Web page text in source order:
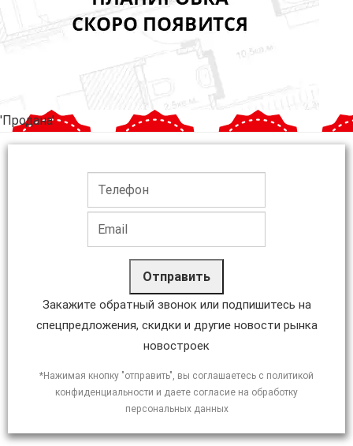
'Продана'
Отправить
Закажите обратный звонок или подпишитесь на
спецпредложения, скидки и другие новости рынка
новостроек
*Нажимая кнопку "отправить", вы соглашаетесь с политикой
конфиденциальности и даете согласие на обработку
персональных данных